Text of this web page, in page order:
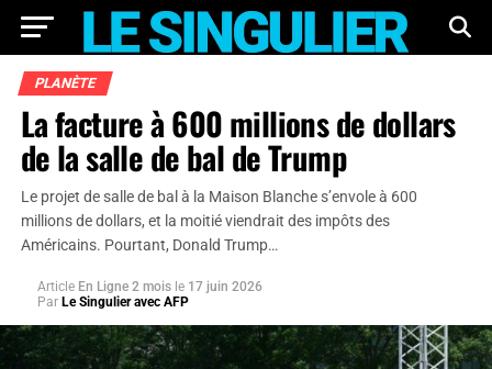
PLANÈTE
La facture à 600 millions de dollars
de la salle de bal de Trump
Le projet de salle de bal à la Maison Blanche s’envole à 600
millions de dollars, et la moitié viendrait des impôts des
Américains. Pourtant, Donald Trump…
Article En Ligne 2 mois le 17 juin 2026
Par Le Singulier avec AFP